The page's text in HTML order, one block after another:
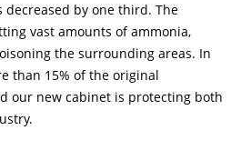
decreased by one third. The
vast amounts of ammonia,
the surrounding areas. In
than 15% of the original
our new cabinet is protecting both